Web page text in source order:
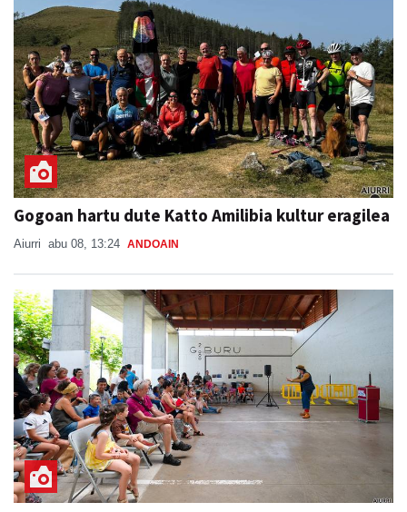
Gogoan hartu dute Katto Amilibia kultur eragilea
Aiurri abu 08, 13:24 ANDOAIN